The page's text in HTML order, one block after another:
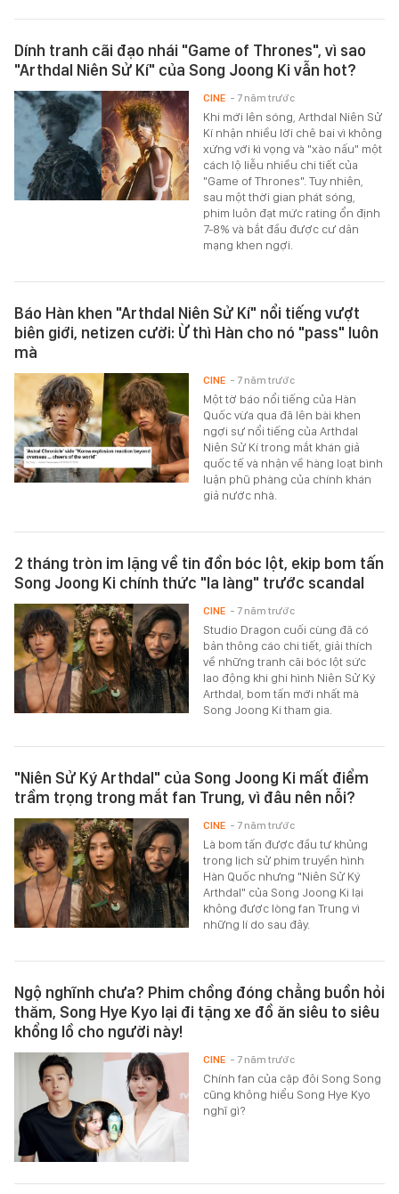
Dính tranh cãi đạo nhái "Game of Thrones", vì sao
"Arthdal Niên Sử Kí" của Song Joong Ki vẫn hot?
Khi mới lên sóng, Arthdal Niên Sử
Kí nhận nhiều lời chê bai vì không
xứng với kì vọng và "xào nấu" một
cách lộ liễu nhiều chi tiết của
"Game of Thrones". Tuy nhiên,
sau một thời gian phát sóng,
phim luôn đạt mức rating ổn định
7-8% và bắt đầu được cư dân
mạng khen ngợi.
CINE - 7 năm trước
Báo Hàn khen "Arthdal Niên Sử Kí" nổi tiếng vượt
biên giới, netizen cười: Ừ thì Hàn cho nó "pass" luôn
mà
Một tờ báo nổi tiếng của Hàn
Quốc vừa qua đã lên bài khen
ngợi sự nổi tiếng của Arthdal
Niên Sử Kí trong mắt khán giả
quốc tế và nhận về hàng loạt bình
luận phũ phàng của chính khán
giả nước nhà.
CINE - 7 năm trước
2 tháng tròn im lặng về tin đồn bóc lột, ekip bom tấn
Song Joong Ki chính thức "la làng" trước scandal
Studio Dragon cuối cùng đã có
bản thông cáo chi tiết, giải thích
về những tranh cãi bóc lột sức
lao động khi ghi hình Niên Sử Ký
Arthdal, bom tấn mới nhất mà
Song Joong Ki tham gia.
CINE - 7 năm trước
"Niên Sử Ký Arthdal" của Song Joong Ki mất điểm
trầm trọng trong mắt fan Trung, vì đâu nên nỗi?
Là bom tấn được đầu tư khủng
trong lịch sử phim truyền hình
Hàn Quốc nhưng "Niên Sử Ký
Arthdal" của Song Joong Ki lại
không được lòng fan Trung vì
những lí do sau đây.
CINE - 7 năm trước
Ngộ nghĩnh chưa? Phim chồng đóng chẳng buồn hỏi
thăm, Song Hye Kyo lại đi tặng xe đồ ăn siêu to siêu
khổng lồ cho người này!
Chính fan của cặp đôi Song Song
cũng không hiểu Song Hye Kyo
nghĩ gì?
CINE - 7 năm trước